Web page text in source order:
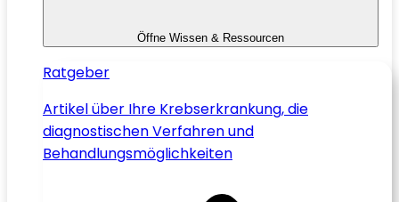
Öffne Wissen & Ressourcen
Ratgeber
Artikel über Ihre Krebserkrankung, die
diagnostischen Verfahren und
Behandlungsmöglichkeiten